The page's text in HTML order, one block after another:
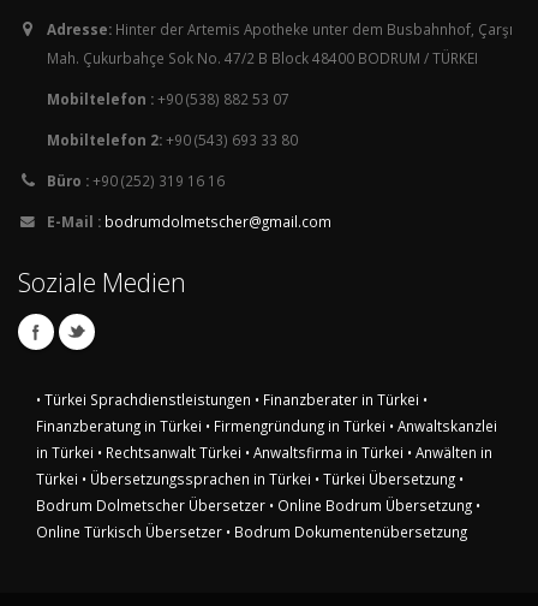
Adresse: Hinter der Artemis Apotheke unter dem Busbahnhof, Çarşı
Mah. Çukurbahçe Sok No. 47/2 B Block 48400 BODRUM / TÜRKEI
Mobiltelefon :+90 (538) 882 53 07
Mobiltelefon 2:+90 (543) 693 33 80
Büro :+90 (252) 319 16 16
E-Mail : bodrumdolmetscher@gmail.com
Soziale Medien
• Türkei Sprachdienstleistungen • Finanzberater in Türkei •
Finanzberatung in Türkei • Firmengründung in Türkei • Anwaltskanzlei
in Türkei • Rechtsanwalt Türkei • Anwaltsfirma in Türkei • Anwälten in
Türkei • Übersetzungssprachen in Türkei • Türkei Übersetzung •
Bodrum Dolmetscher Übersetzer • Online Bodrum Übersetzung •
Online Türkisch Übersetzer • Bodrum Dokumentenübersetzung